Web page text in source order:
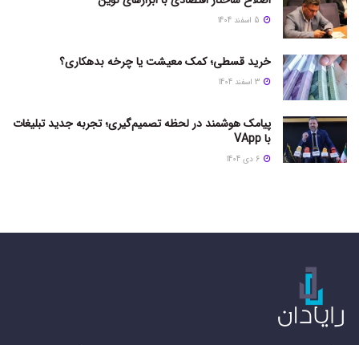
خرید قسطی؛ کمک معیشت یا چرخه بدهکاری؟
پیامک هوشمند در لحظه تصمیم‌گیری؛ تجربه جدید تبلیغات
با VApp